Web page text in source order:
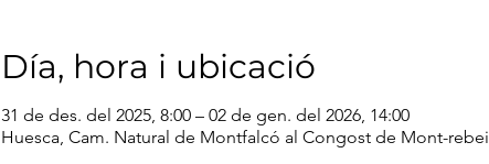
Día, hora i ubicació
31 de des. del 2025, 8:00 – 02 de gen. del 2026, 14:00
Huesca, Cam. Natural de Montfalcó al Congost de Mont-rebei